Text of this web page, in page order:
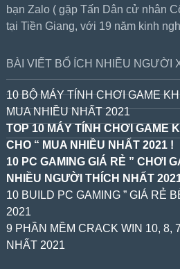
bạn Zalo ( gặp Tấn Dân cử nhân
tại Tiền Giang, với 19 năm kinh
BÀI VIẾT BỔ ÍCH NHIỀU NGƯỜI
10 BỘ MÁY TÍNH CHƠI GAME
MUA NHIỀU NHẤT 2021
TOP 10 MÁY TÍNH CHƠI GAME
CHO “ MUA NHIỀU NHẤT 2021 !
10 PC GAMING GIÁ RẺ ” CHƠI
NHIỀU NGƯỜI THÍCH NHẤT
10 BUILD PC GAMING ” GIÁ RẺ
2021
9 PHẦN MỀM CRACK WIN 10, 8,
NHẤT 2021